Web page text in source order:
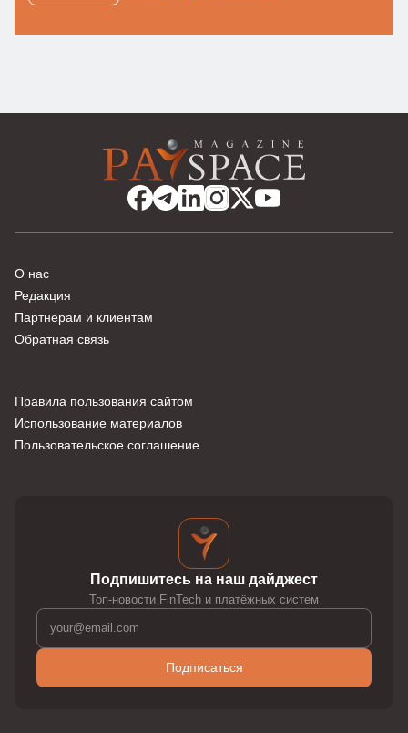
О нас
Редакция
Партнерам и клиентам
Обратная связь
Правила пользования сайтом
Использование материалов
Пользовательское соглашение
Подпишитесь на наш дайджест
Топ-новости FinTech и платёжных систем
Подписаться